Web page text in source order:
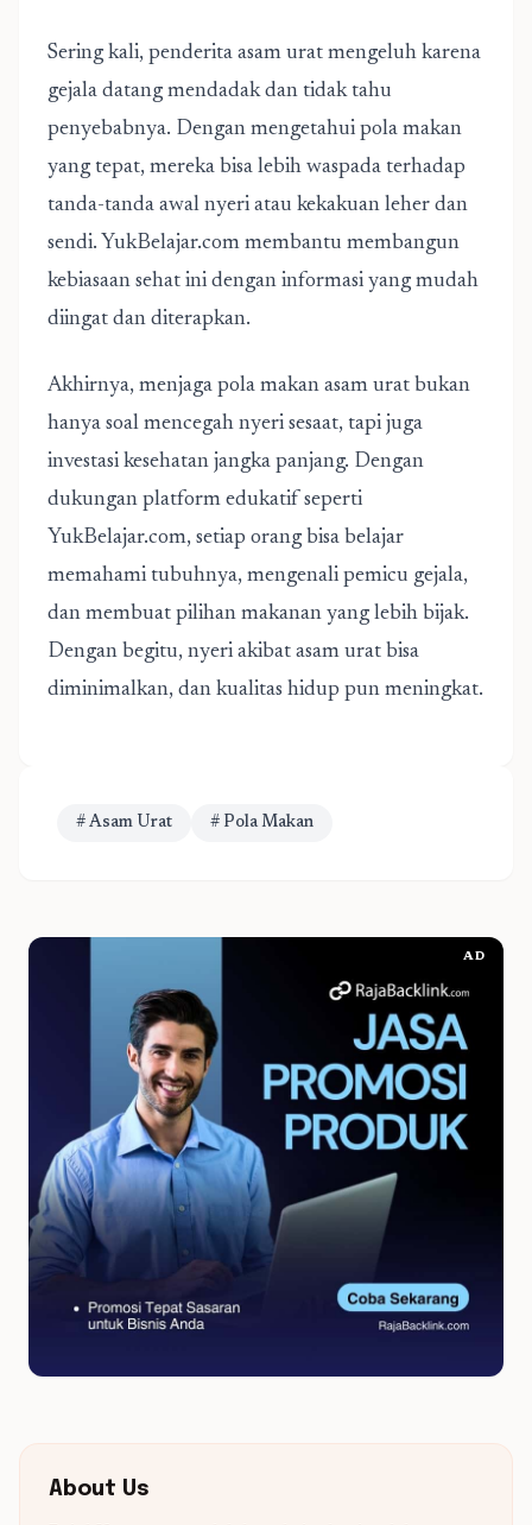
Sering kali, penderita asam urat mengeluh karena
gejala datang mendadak dan tidak tahu
penyebabnya. Dengan mengetahui pola makan
yang tepat, mereka bisa lebih waspada terhadap
tanda-tanda awal nyeri atau kekakuan leher dan
sendi. YukBelajar.com membantu membangun
kebiasaan sehat ini dengan informasi yang mudah
diingat dan diterapkan.
Akhirnya, menjaga pola makan asam urat bukan
hanya soal mencegah nyeri sesaat, tapi juga
investasi kesehatan jangka panjang. Dengan
dukungan platform edukatif seperti
YukBelajar.com, setiap orang bisa belajar
memahami tubuhnya, mengenali pemicu gejala,
dan membuat pilihan makanan yang lebih bijak.
Dengan begitu, nyeri akibat asam urat bisa
diminimalkan, dan kualitas hidup pun meningkat.
# Asam Urat # Pola Makan
AD
About Us